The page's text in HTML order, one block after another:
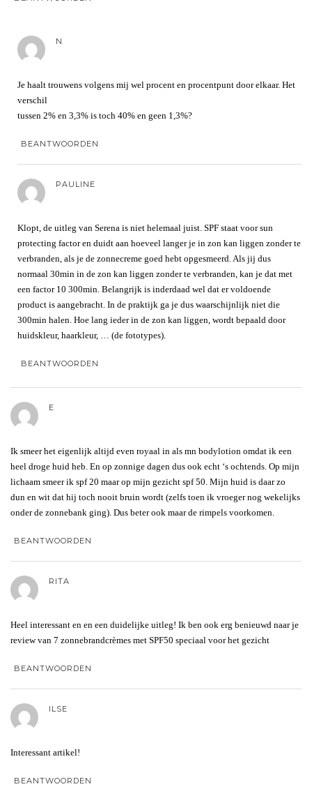
N
Je haalt trouwens volgens mij wel procent en procentpunt door elkaar. Het
verschil
tussen 2% en 3,3% is toch 40% en geen 1,3%?
BEANTWOORDEN
PAULINE
Klopt, de uitleg van Serena is niet helemaal juist. SPF staat voor sun
protecting factor en duidt aan hoeveel langer je in zon kan liggen zonder te
verbranden, als je de zonnecreme goed hebt opgesmeerd. Als jij dus
normaal 30min in de zon kan liggen zonder te verbranden, kan je dat met
een factor 10 300min. Belangrijk is inderdaad wel dat er voldoende
product is aangebracht. In de praktijk ga je dus waarschijnlijk niet die
300min halen. Hoe lang ieder in de zon kan liggen, wordt bepaald door
huidskleur, haarkleur, … (de fototypes).
BEANTWOORDEN
E
Ik smeer het eigenlijk altijd even royaal in als mn bodylotion omdat ik een
heel droge huid heb. En op zonnige dagen dus ook echt ‘s ochtends. Op mijn
lichaam smeer ik spf 20 maar op mijn gezicht spf 50. Mijn huid is daar zo
dun en wit dat hij toch nooit bruin wordt (zelfs toen ik vroeger nog wekelijks
onder de zonnebank ging). Dus beter ook maar de rimpels voorkomen.
BEANTWOORDEN
RITA
Heel interessant en en een duidelijke uitleg! Ik ben ook erg benieuwd naar je
review van 7 zonnebrandcrèmes met SPF50 speciaal voor het gezicht
BEANTWOORDEN
ILSE
Interessant artikel!
BEANTWOORDEN